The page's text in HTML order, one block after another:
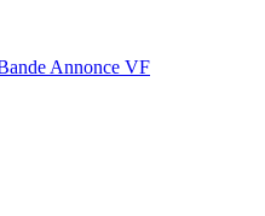
Annonce VF